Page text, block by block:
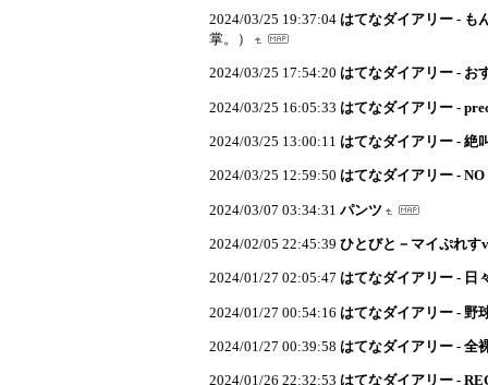
2024/03/25 19:37:04 はてなダイアリー - も
掌。）
2024/03/25 17:54:20 はてなダイアリー - お
2024/03/25 16:05:33 はてなダイアリー -
2024/03/25 13:00:11 はてなダイアリー - 絶
2024/03/25 12:59:50 はてなダイアリー -
2024/03/07 03:34:31 パンツ
2024/02/05 22:45:39 ひとびと－マイぷれす
2024/01/27 02:05:47 はてなダイアリー - 日
2024/01/27 00:54:16 はてなダイアリー - 野
2024/01/27 00:39:58 はてなダイアリー - 全
2024/01/26 22:32:53 はてなダイアリー -